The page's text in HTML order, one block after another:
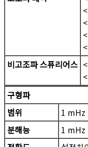
비고조파 스퓨리어스
구형파
범위
1 mHz
분해능
1 mHz